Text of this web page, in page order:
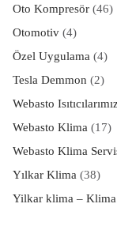
Oto Kompresör(46)
Otomotiv(4)
Özel Uygulama(4)
Tesla Demmon (2)
Webasto
Webasto Klima(17)
Webasto Klima
Yılkar Klima(38)
Yilkar klima – Klima